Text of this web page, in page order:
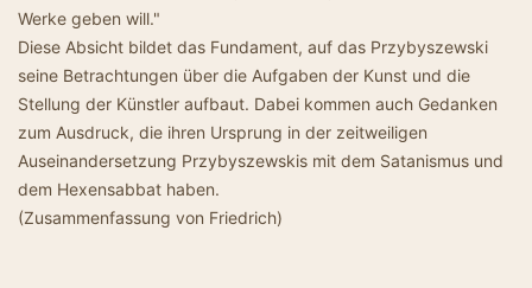
Werke geben will."
Diese Absicht bildet das Fundament, auf das Przybyszewski
seine Betrachtungen über die Aufgaben der Kunst und die
Stellung der Künstler aufbaut. Dabei kommen auch Gedanken
zum Ausdruck, die ihren Ursprung in der zeitweiligen
Auseinandersetzung Przybyszewskis mit dem Satanismus und
dem Hexensabbat haben.
(Zusammenfassung von Friedrich)